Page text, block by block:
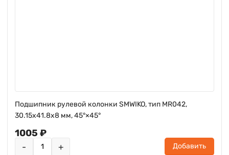
Подшипник рулевой колонки SMWIKO, тип MR042,
30.15x41.8x8 мм, 45°×45°
1005 ₽
- + Добавить